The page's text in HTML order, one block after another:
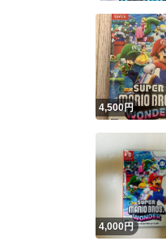
4,500円
4,000円